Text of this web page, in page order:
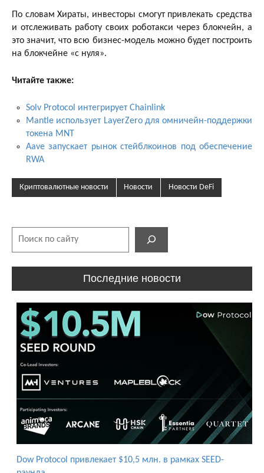
По словам Хираты, инвесторы смогут привлекать средства
и отслеживать работу своих роботакси через блокчейн, а
это значит, что всю бизнес-модель можно будет построить
на блокчейне «с нуля».
Читайте также:
Solv Protocol интегрирует Chainlink
Mantle использует LayerZero для омничейн-поддержки
токена MNT
Aave запускает рынок стейблкоинов под обеспечение
RWA
Криптовалютные новости Новости Новости DeFi
Последние новости
Dow Protocol привлекает $10,5 млн. в рамках SEED-